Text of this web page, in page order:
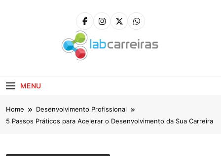
MENU
Home
Desenvolvimento Profissional
5 Passos Práticos para Acelerar o Desenvolvimento da Sua Carreira